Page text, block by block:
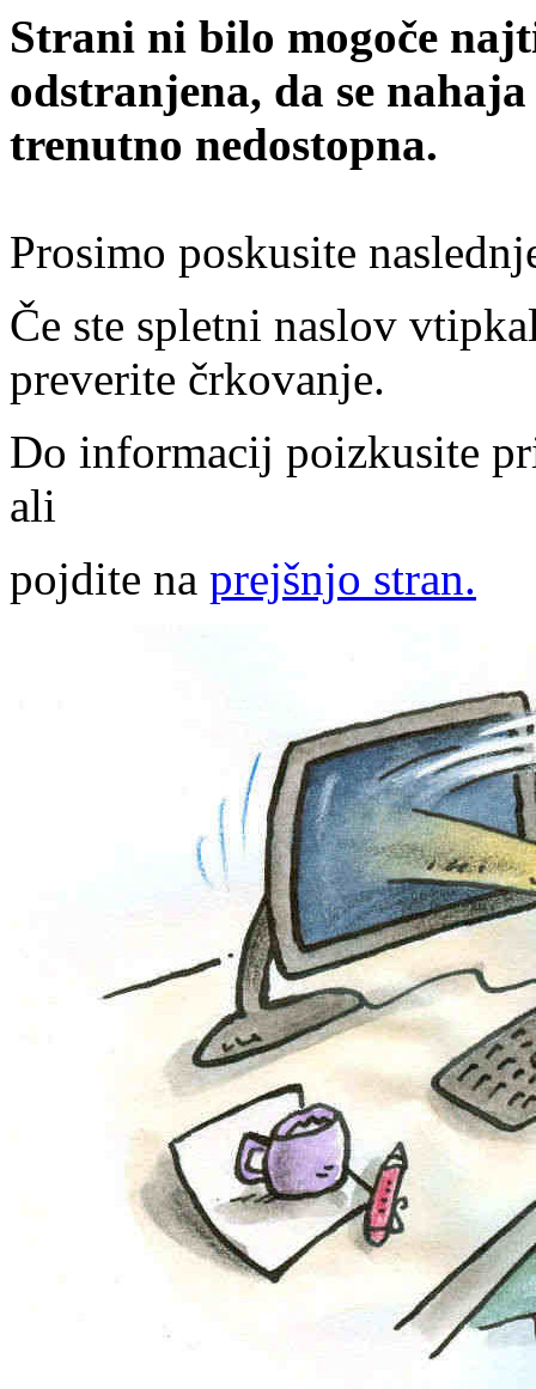
Strani ni bilo mogoče
odstranjena, da se
trenutno nedostopna.
Prosimo poskusite
Če ste spletni naslov
preverite črkovanje.
Do informacij poizkusite
ali
pojdite na prejšnjo stran.